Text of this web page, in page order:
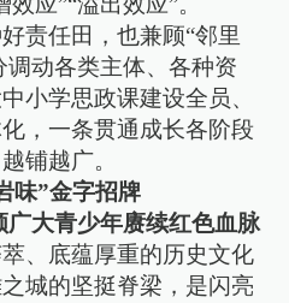
责任田，也兼顾“邻里
调动各类主体、各种资
小学思政课建设全员、
，一条贯通成长各阶段
铺越广。
味”金字招牌
广大青少年赓续红色血脉
、底蕴厚重的历史文化
城的坚挺脊梁，是闪亮